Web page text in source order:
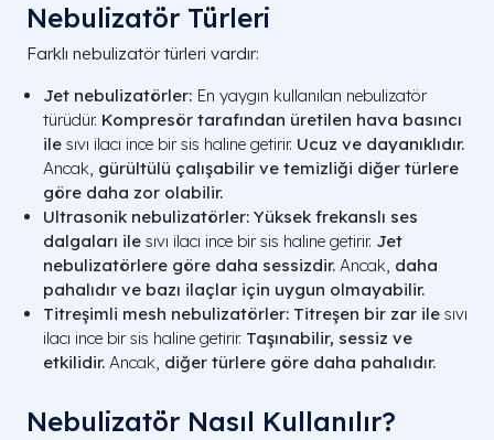
Nebulizatör Türleri
Farklı nebulizatör türleri vardır:
Jet nebulizatörler: En yaygın kullanılan nebulizatör
türüdür. Kompresör tarafından üretilen hava basıncı
ile sıvı ilacı ince bir sis haline getirir. Ucuz ve dayanıklıdır.
Ancak, gürültülü çalışabilir ve temizliği diğer türlere
göre daha zor olabilir.
Ultrasonik nebulizatörler: Yüksek frekanslı ses
dalgaları ile sıvı ilacı ince bir sis haline getirir. Jet
nebulizatörlere göre daha sessizdir. Ancak, daha
pahalıdır ve bazı ilaçlar için uygun olmayabilir.
Titreşimli mesh nebulizatörler: Titreşen bir zar ile sıvı
ilacı ince bir sis haline getirir. Taşınabilir, sessiz ve
etkilidir. Ancak, diğer türlere göre daha pahalıdır.
Nebulizatör Nasıl Kullanılır?